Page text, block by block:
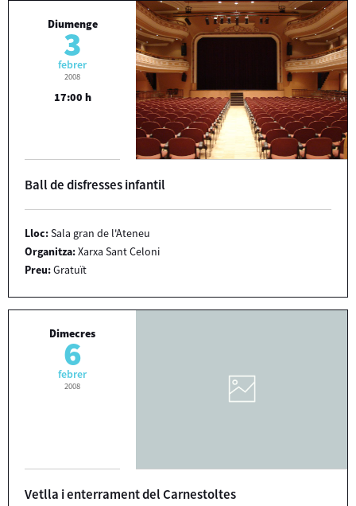
Diumenge
3
febrer
2008
17:00 h
Ball de disfresses infantil
Lloc:Sala gran de l'Ateneu
Organitza:Xarxa Sant Celoni
Preu:Gratuït
Dimecres
6
febrer
2008
Vetlla i enterrament del Carnestoltes